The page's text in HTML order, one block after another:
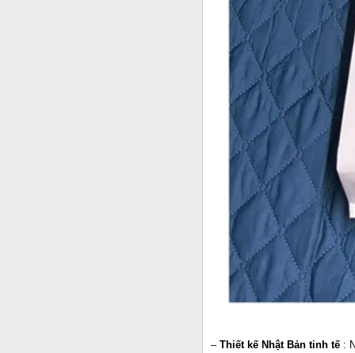
– Thiết kế Nhật Bản tinh tế :